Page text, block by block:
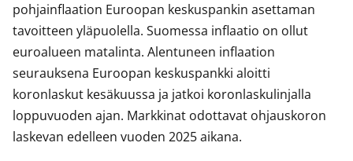
pohjainflaation Euroopan keskuspankin asettaman
tavoitteen yläpuolella. Suomessa inflaatio on ollut
euroalueen matalinta. Alentuneen inflaation
seurauksena Euroopan keskuspankki aloitti
koronlaskut kesäkuussa ja jatkoi koronlaskulinjalla
loppuvuoden ajan. Markkinat odottavat ohjauskoron
laskevan edelleen vuoden 2025 aikana.